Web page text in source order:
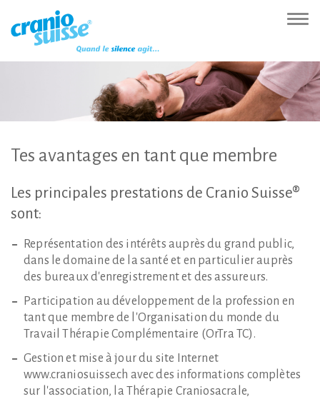
(Accesskey
Hauptnavigation
(Accesskey
Inhalt
(Accesskey
Sprachumschaltung
(Accesskey
Tes avantages en tant que membre
Les principales prestations de Cranio Suisse®
sont:
Représentation des intérêts auprès du grand public,
dans le domaine de la santé et en particulier auprès
des bureaux d'enregistrement et des assureurs.
Participation au développement de la profession en
tant que membre de l'Organisation du monde du
Travail Thérapie Complémentaire (OrTra TC).
Gestion et mise à jour du site Internet
www.craniosuisse.ch avec des informations complètes
sur l'association, la Thérapie Craniosacrale,